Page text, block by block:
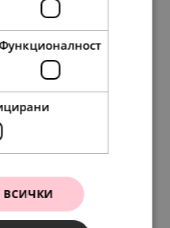
(единична) Walking
ВСИЧКИ